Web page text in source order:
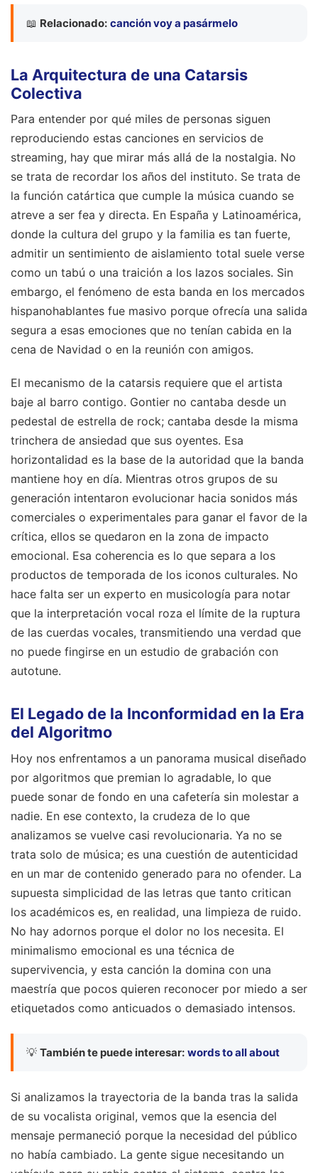
📖 Relacionado: canción voy a pasármelo
La Arquitectura de una Catarsis
Colectiva
Para entender por qué miles de personas siguen
reproduciendo estas canciones en servicios de
streaming, hay que mirar más allá de la nostalgia. No
se trata de recordar los años del instituto. Se trata de
la función catártica que cumple la música cuando se
atreve a ser fea y directa. En España y Latinoamérica,
donde la cultura del grupo y la familia es tan fuerte,
admitir un sentimiento de aislamiento total suele verse
como un tabú o una traición a los lazos sociales. Sin
embargo, el fenómeno de esta banda en los mercados
hispanohablantes fue masivo porque ofrecía una salida
segura a esas emociones que no tenían cabida en la
cena de Navidad o en la reunión con amigos.
El mecanismo de la catarsis requiere que el artista
baje al barro contigo. Gontier no cantaba desde un
pedestal de estrella de rock; cantaba desde la misma
trinchera de ansiedad que sus oyentes. Esa
horizontalidad es la base de la autoridad que la banda
mantiene hoy en día. Mientras otros grupos de su
generación intentaron evolucionar hacia sonidos más
comerciales o experimentales para ganar el favor de la
crítica, ellos se quedaron en la zona de impacto
emocional. Esa coherencia es lo que separa a los
productos de temporada de los iconos culturales. No
hace falta ser un experto en musicología para notar
que la interpretación vocal roza el límite de la ruptura
de las cuerdas vocales, transmitiendo una verdad que
no puede fingirse en un estudio de grabación con
autotune.
El Legado de la Inconformidad en la Era
del Algoritmo
Hoy nos enfrentamos a un panorama musical diseñado
por algoritmos que premian lo agradable, lo que
puede sonar de fondo en una cafetería sin molestar a
nadie. En ese contexto, la crudeza de lo que
analizamos se vuelve casi revolucionaria. Ya no se
trata solo de música; es una cuestión de autenticidad
en un mar de contenido generado para no ofender. La
supuesta simplicidad de las letras que tanto critican
los académicos es, en realidad, una limpieza de ruido.
No hay adornos porque el dolor no los necesita. El
minimalismo emocional es una técnica de
supervivencia, y esta canción la domina con una
maestría que pocos quieren reconocer por miedo a ser
etiquetados como anticuados o demasiado intensos.
💡 También te puede interesar: words to all about
Si analizamos la trayectoria de la banda tras la salida
de su vocalista original, vemos que la esencia del
mensaje permaneció porque la necesidad del público
no había cambiado. La gente sigue necesitando un